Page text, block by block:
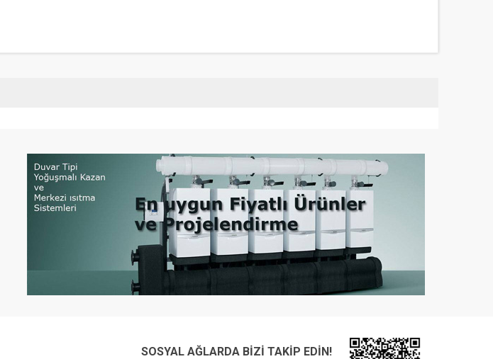
SOSYAL AĞLARDA BİZİ TAKİP EDİN!